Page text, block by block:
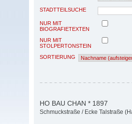
STADTTEILSUCHE
NUR MIT
BIOGRAFIETEXTEN
NUR MIT
STOLPERTONSTEIN
SORTIERUNG
HO BAU CHAN * 1897
Schmuckstraße / Ecke Talstraße